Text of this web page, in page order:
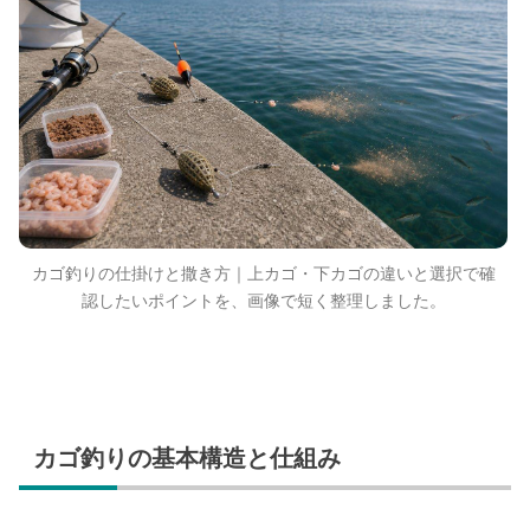
カゴ釣りの仕掛けと撒き方｜上カゴ・下カゴの違いと選択で確
認したいポイントを、画像で短く整理しました。
カゴ釣りの基本構造と仕組み